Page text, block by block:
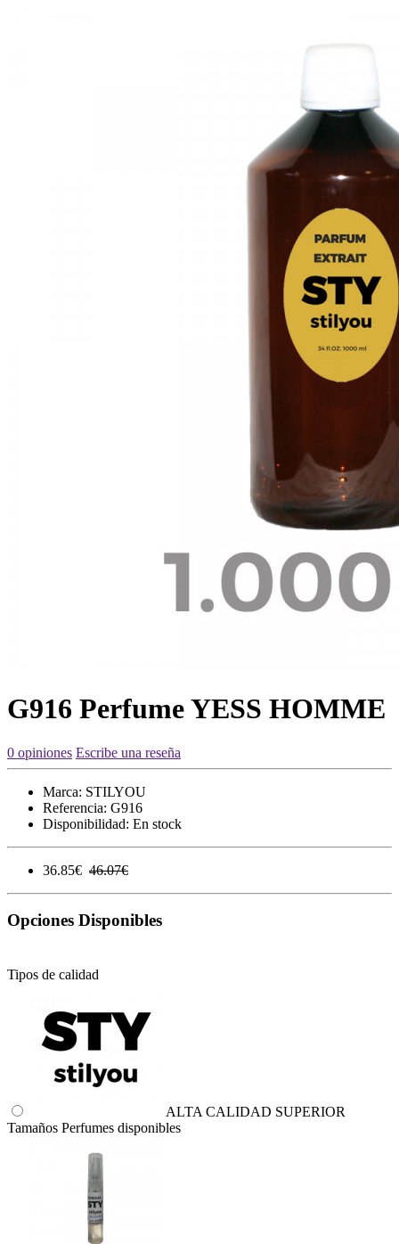
G916 Perfume YESS HOMME
0 opiniones Escribe una reseña
Marca: STILYOU
Referencia: G916
Disponibilidad: En stock
36.85€ 46.07€
Opciones Disponibles
Tipos de calidad
ALTA CALIDAD SUPERIOR
Tamaños Perfumes disponibles